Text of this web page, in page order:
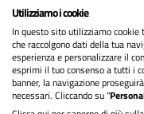
Privacy
Accessibilità
Note legali
Utilizziamo i cookie
In questo sito utilizziamo
che raccolgono dati della tua
esperienza e personalizzare il
esprimi il tuo consenso a tutti i
banner, la navigazione
necessari. Cliccando su "